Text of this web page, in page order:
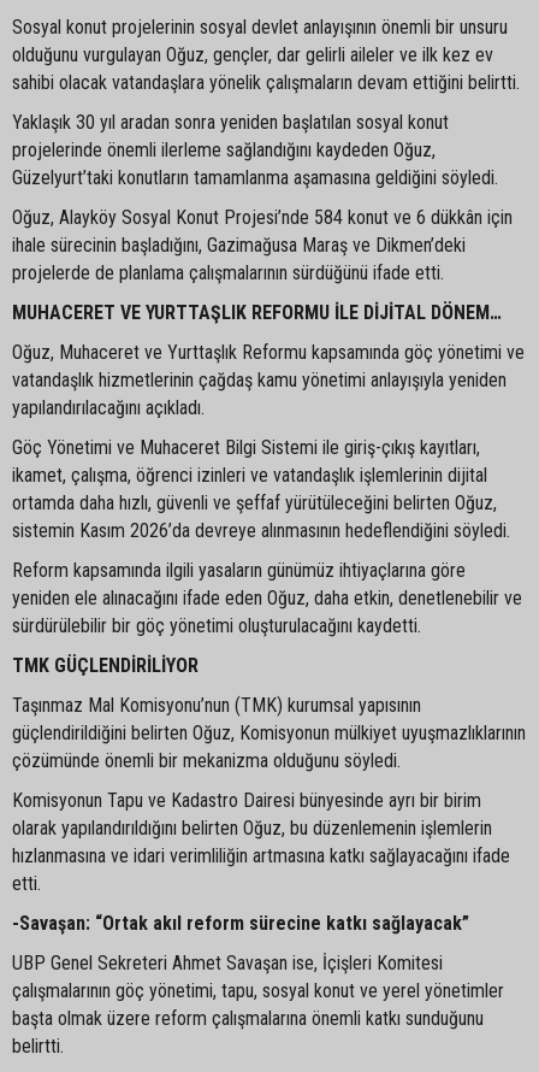
Sosyal konut projelerinin sosyal devlet anlayışının önemli bir unsuru
olduğunu vurgulayan Oğuz, gençler, dar gelirli aileler ve ilk kez ev
sahibi olacak vatandaşlara yönelik çalışmaların devam ettiğini belirtti.
Yaklaşık 30 yıl aradan sonra yeniden başlatılan sosyal konut
projelerinde önemli ilerleme sağlandığını kaydeden Oğuz,
Güzelyurt’taki konutların tamamlanma aşamasına geldiğini söyledi.
Oğuz, Alayköy Sosyal Konut Projesi’nde 584 konut ve 6 dükkân için
ihale sürecinin başladığını, Gazimağusa Maraş ve Dikmen’deki
projelerde de planlama çalışmalarının sürdüğünü ifade etti.
MUHACERET VE YURTTAŞLIK REFORMU İLE DİJİTAL DÖNEM…
Oğuz, Muhaceret ve Yurttaşlık Reformu kapsamında göç yönetimi ve
vatandaşlık hizmetlerinin çağdaş kamu yönetimi anlayışıyla yeniden
yapılandırılacağını açıkladı.
Göç Yönetimi ve Muhaceret Bilgi Sistemi ile giriş-çıkış kayıtları,
ikamet, çalışma, öğrenci izinleri ve vatandaşlık işlemlerinin dijital
ortamda daha hızlı, güvenli ve şeffaf yürütüleceğini belirten Oğuz,
sistemin Kasım 2026’da devreye alınmasının hedeflendiğini söyledi.
Reform kapsamında ilgili yasaların günümüz ihtiyaçlarına göre
yeniden ele alınacağını ifade eden Oğuz, daha etkin, denetlenebilir ve
sürdürülebilir bir göç yönetimi oluşturulacağını kaydetti.
TMK GÜÇLENDİRİLİYOR
Taşınmaz Mal Komisyonu’nun (TMK) kurumsal yapısının
güçlendirildiğini belirten Oğuz, Komisyonun mülkiyet uyuşmazlıklarının
çözümünde önemli bir mekanizma olduğunu söyledi.
Komisyonun Tapu ve Kadastro Dairesi bünyesinde ayrı bir birim
olarak yapılandırıldığını belirten Oğuz, bu düzenlemenin işlemlerin
hızlanmasına ve idari verimliliğin artmasına katkı sağlayacağını ifade
etti.
-Savaşan: “Ortak akıl reform sürecine katkı sağlayacak”
UBP Genel Sekreteri Ahmet Savaşan ise, İçişleri Komitesi
çalışmalarının göç yönetimi, tapu, sosyal konut ve yerel yönetimler
başta olmak üzere reform çalışmalarına önemli katkı sunduğunu
belirtti.